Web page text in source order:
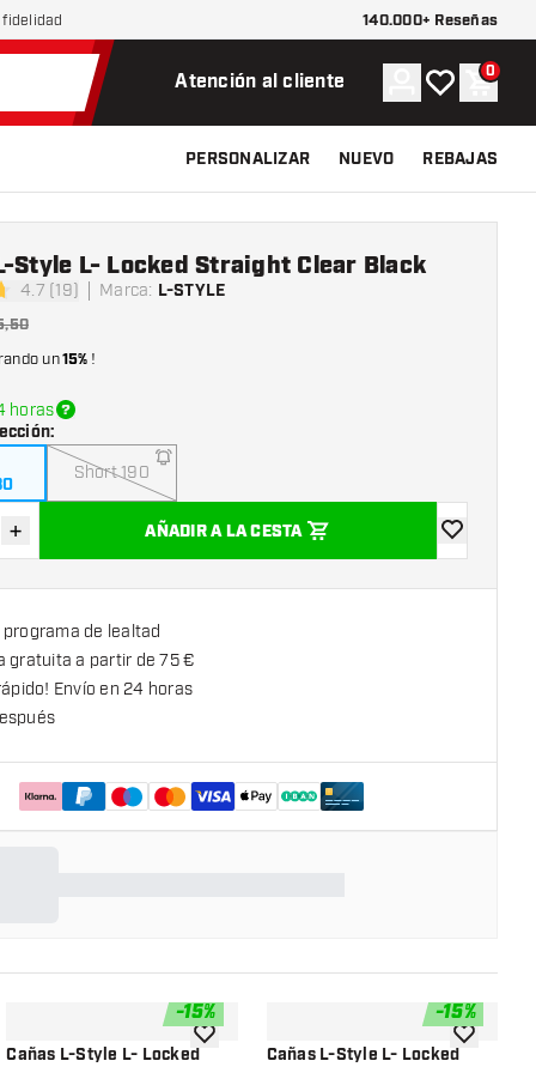
140.000+ Reseñas
Atención al cliente Cuenta
Mi lista de
0
PERSONALIZAR NUEVO REBAJAS
de puntuación
4.7 (19) Marca: L-STYLE
Style L- Locked Straight Clear Black
un15% !
horas
:
Short 190
cantidad
Aumentar cantidad
+ AÑADIR A LA CESTA
añadir a la
de lealtad
gratuita a partir de 75 €
Envío en 24 horas
lista de deseos
-15%
Cañas L-Style L- Lockedañadir a la lista de deseos
-15%
Cañas L-Style L- Lockedañadir a la